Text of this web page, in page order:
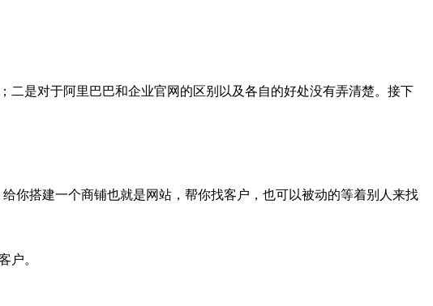
是对于阿里巴巴和企业官网的区别以及各自的好处没有弄清楚。接下
你搭建一个商铺也就是网站，帮你找客户，也可以被动的等着别人来找
户。